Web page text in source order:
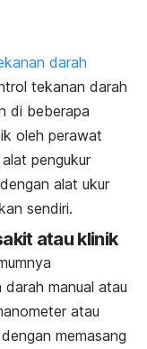
darah
tekanan darah
di beberapa
oleh perawat
pengukur
alat ukur
sendiri.
atau klinik
manual atau
atau
memasang